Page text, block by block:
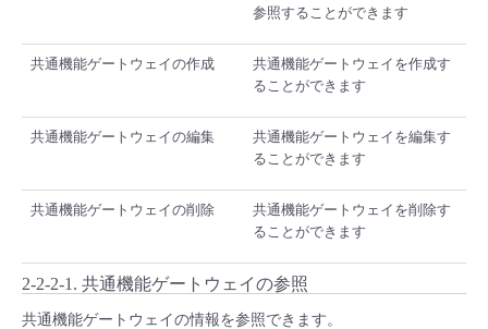
参照することができます
共通機能ゲートウェイの作成
共通機能ゲートウェイを作成す
ることができます
共通機能ゲートウェイの編集
共通機能ゲートウェイを編集す
ることができます
共通機能ゲートウェイの削除
共通機能ゲートウェイを削除す
ることができます
2-2-2-1. 共通機能ゲートウェイの参照
共通機能ゲートウェイの情報を参照できます。